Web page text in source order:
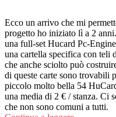
Ecco un arrivo che mi
progetto ho iniziato lì a 2
una full-set Hucard Pc-
una cartella specifica con teli
che anche sciolto può
di queste carte sono trovabili
piccolo molto bella 54
una media di 2 € / stanza. Ci
che non sono comuni a tutti.